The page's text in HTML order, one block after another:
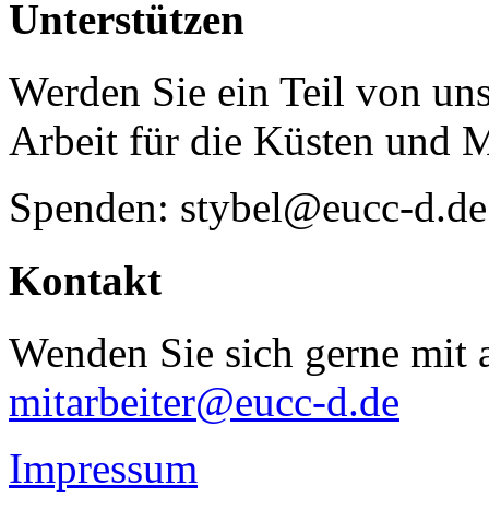
Unterstützen
Werden Sie ein Teil von
Arbeit für die Küsten und
Spenden: stybel@eucc-d.de
Kontakt
Wenden Sie sich gerne mit
mitarbeiter@eucc-d.de
Impressum